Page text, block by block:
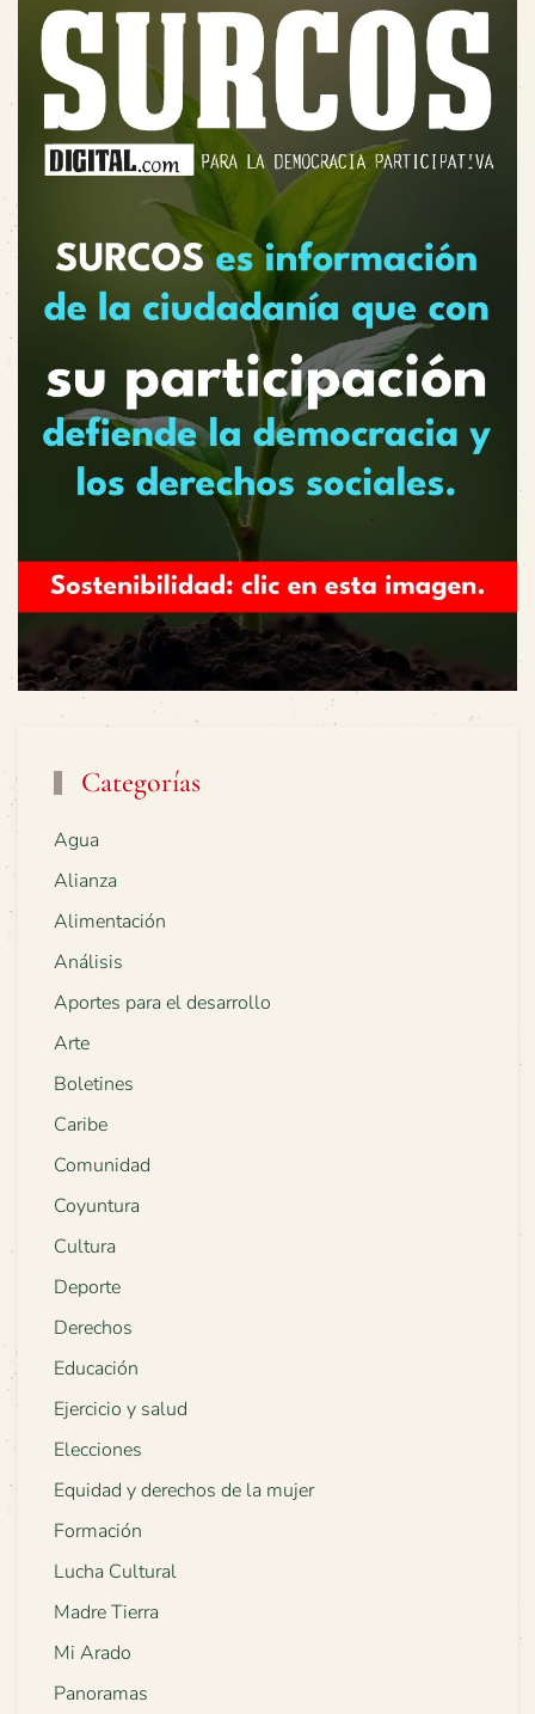
Categorías
Agua
Alianza
Alimentación
Análisis
Aportes para el desarrollo
Arte
Boletines
Caribe
Comunidad
Coyuntura
Cultura
Deporte
Derechos
Educación
Ejercicio y salud
Elecciones
Equidad y derechos de la mujer
Formación
Lucha Cultural
Madre Tierra
Mi Arado
Panoramas